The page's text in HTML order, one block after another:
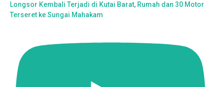
Longsor Kembali Terjadi di Kutai Barat, Rumah dan 30 Motor
Terseret ke Sungai Mahakam